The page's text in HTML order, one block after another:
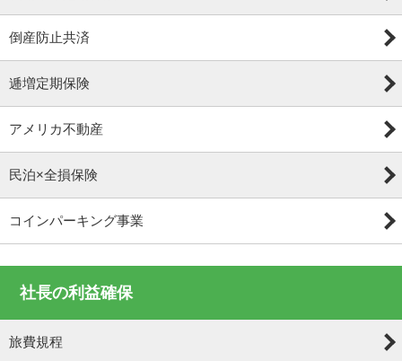
倒産防止共済
逓増定期保険
アメリカ不動産
民泊×全損保険
コインパーキング事業
社長の利益確保
旅費規程